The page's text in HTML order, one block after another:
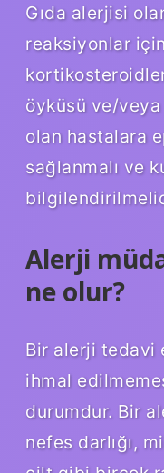
Gıda alerjisi
reaksiyonlar
öyküsü ve/
olan hastalara
sağlanmalı ve
Alerji
ne olur?
Bir alerji tedavi
ihmal
durumdur. Bir
nefes darlığı,